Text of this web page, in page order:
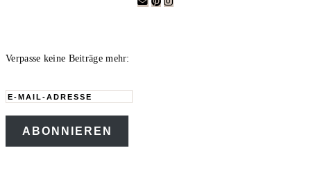
Verpasse keine Beiträge mehr:
E-
Mail-
Adresse
ABONNIEREN